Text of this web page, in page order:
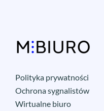
Polityka prywatności
Ochrona sygnalistów
Wirtualne biuro